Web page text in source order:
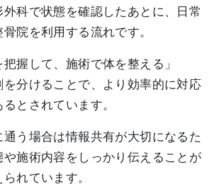
外科で状態を確認したあとに、日常
院を利用する流れです。
把握して、施術で体を整える」
を分けることで、より効率的に対応
とされています。
通う場合は情報共有が大切になるた
施術内容をしっかり伝えることが
れています。